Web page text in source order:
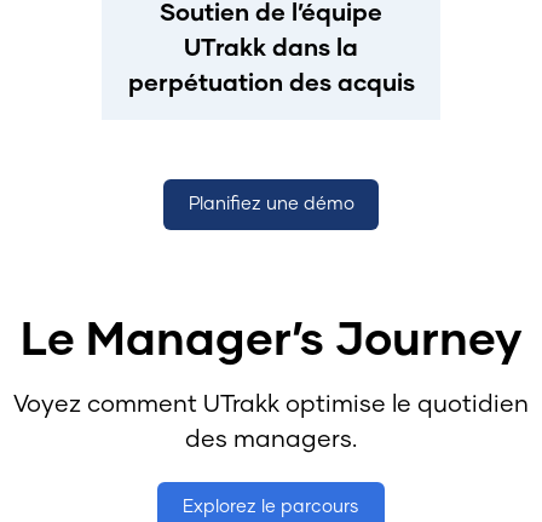
Soutien de l’équipe
UTrakk dans la
perpétuation des acquis
Planifiez une démo
Le Manager’s Journey
Voyez comment UTrakk optimise le quotidien
des managers.
Explorez le parcours